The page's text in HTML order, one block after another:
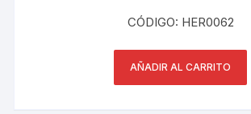
CÓDIGO: HER0062
AÑADIR AL CARRITO